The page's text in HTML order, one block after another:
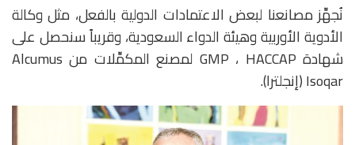
نُجهِّز مصانعنا لبعض الاعتمادات الدولية بالفعل، مثل وكالة
الأدوية الأوربية وهيئة الدواء السعودية، وقريباً سنحصل على
شهادة GMP ، HACCAP لمصنع المكمِّلات من Alcumus
Isoqar (إنجلترا).